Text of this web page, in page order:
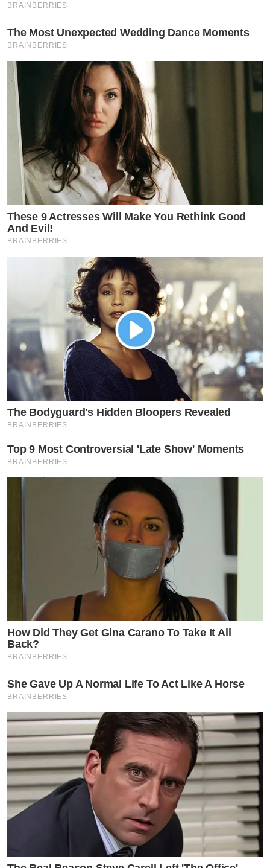
BRAINBERRIES
The Most Unexpected Wedding Dance Moments
BRAINBERRIES
These 9 Actresses Will Make You Rethink Good
And Evil!
BRAINBERRIES
The Bodyguard's Hidden Bloopers Revealed
BRAINBERRIES
Top 9 Most Controversial 'Late Show' Moments
BRAINBERRIES
How Did They Get Gina Carano To Take It All
Back?
BRAINBERRIES
She Gave Up A Normal Life To Act Like A Horse
BRAINBERRIES